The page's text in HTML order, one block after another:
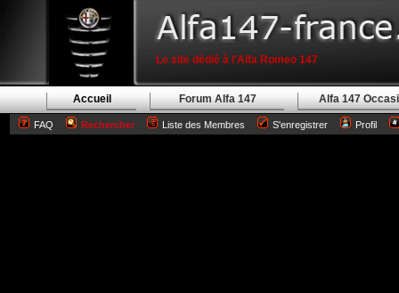
Le site dédié à l'Alfa Romeo 147
Accueil Forum Alfa 147 Alfa 147
FAQ Rechercher Liste des Membres S'enregistrer Profil